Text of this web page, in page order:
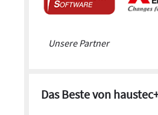
Unsere Partner
Das Beste von